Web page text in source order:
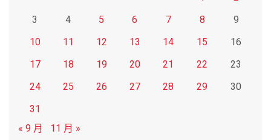
3
4 5 6 7 8
9
10
11 12 13 14 15
16
17
18 19 20 21 22
23
24
25 26 27 28 29
30
31
« 9 月
11 月 »